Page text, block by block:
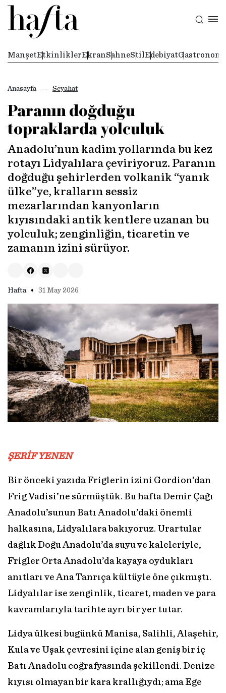
ManşetEtkinliklerEkranSahneStil EdebiyatGastronomi
Anasayfa Seyahat
Paranın doğduğu
topraklarda yolculuk
Anadolu’nun kadim yollarında bu kez
rotayı Lidyalılara çeviriyoruz. Paranın
doğduğu şehirlerden volkanik “yanık
ülke”ye, kralların sessiz
mezarlarından kanyonların
kıyısındaki antik kentlere uzanan bu
yolculuk; zenginliğin, ticaretin ve
zamanın izini sürüyor.
Hafta • 31 May 2026
ŞERİF YENEN
Bir önceki yazıda Friglerin izini Gordion’dan
Frig Vadisi’ne sürmüştük. Bu hafta Demir Çağı
Anadolu’sunun Batı Anadolu’daki önemli
halkasına, Lidyalılara bakıyoruz. Urartular
dağlık Doğu Anadolu’da suyu ve kaleleriyle,
Frigler Orta Anadolu’da kayaya oydukları
anıtları ve Ana Tanrıça kültüyle öne çıkmıştı.
Lidyalılar ise zenginlik, ticaret, maden ve para
kavramlarıyla tarihte ayrı bir yer tutar.
Lidya ülkesi bugünkü Manisa, Salihli, Alaşehir,
Kula ve Uşak çevresini içine alan geniş bir iç
Batı Anadolu coğrafyasında şekillendi. Denize
kıyısı olmayan bir kara krallığıydı; ama Ege